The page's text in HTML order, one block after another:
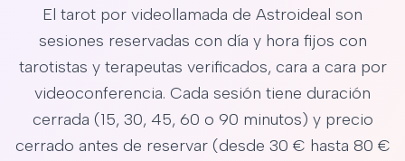
El tarot por videollamada de Astroideal son
sesiones reservadas con día y hora fijos con
tarotistas y terapeutas verificados, cara a cara por
videoconferencia. Cada sesión tiene duración
cerrada (15, 30, 45, 60 o 90 minutos) y precio
cerrado antes de reservar (desde 30 € hasta 80 €